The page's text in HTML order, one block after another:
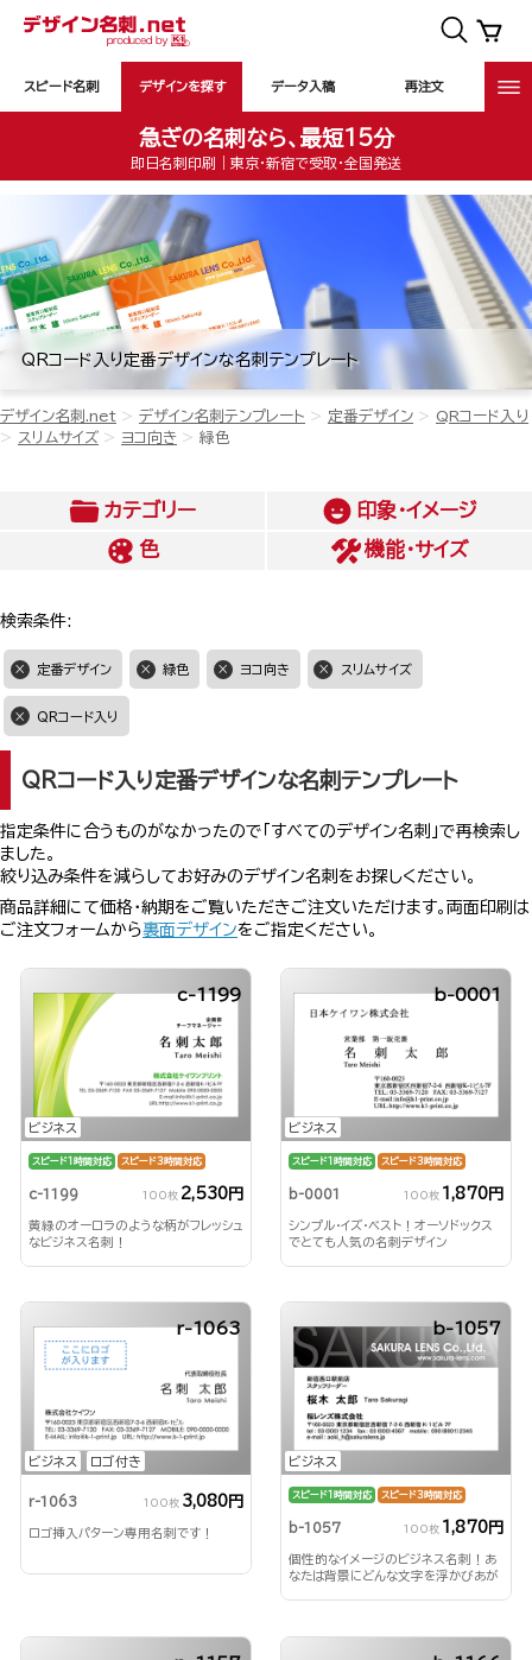
スピード名刺 デザインを探す データ入稿 再注文
急ぎの名刺なら、最短15分
即日名刺印刷｜東京・新宿で受取・全国発送
QRコード入り定番デザインな名刺テンプレート
デザイン名刺.net デザイン名刺テンプレート 定番デザイン
QRコード入り
スリムサイズ
ヨコ向き 緑色
カテゴリー
印象・イメージ
色
機能・サイズ
検索条件:
定番デザイン 緑色 ヨコ向き スリムサイズ
QRコード入り
QRコード入り定番デザインな名刺テンプレート
指定条件に合うものがなかったので「すべてのデザイン名刺」で再検索し
ました。
絞り込み条件を減らしてお好みのデザイン名刺をお探しください。
商品詳細にて価格・納期をご覧いただきご注文いただけます。両面印刷は
ご注文フォームから裏面デザインをご指定ください。
ビジネス
c-1199
スピード1時間対応 スピード3時間対応
c-1199 100枚 2,530円
黄緑のオーロラのような柄がフレッシュ
なビジネス名刺！
ビジネス
b-0001
スピード1時間対応 スピード3時間対応
b-0001 100枚 1,870円
シンプル・イズ・ベスト！オーソドックス
でとても人気の名刺デザイン
ビジネス ロゴ付き
r-1063
r-1063 100枚 3,080円
ロゴ挿入パターン専用名刺です！
ビジネス
b-1057
スピード1時間対応 スピード3時間対応
b-1057 100枚 1,870円
個性的なイメージのビジネス名刺！あ
なたは背景にどんな文字を浮かびあが